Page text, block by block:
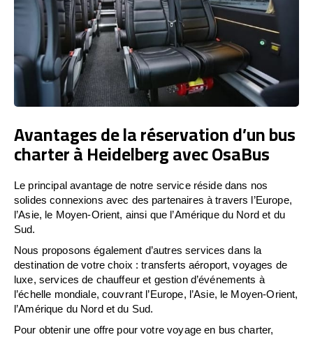
Avantages de la réservation d’un bus
charter à Heidelberg avec OsaBus
Le principal avantage de notre service réside dans nos
solides connexions avec des partenaires à travers l’Europe,
l’Asie, le Moyen-Orient, ainsi que l’Amérique du Nord et du
Sud.
Nous proposons également d’autres services dans la
destination de votre choix : transferts aéroport, voyages de
luxe, services de chauffeur et gestion d’événements à
l’échelle mondiale, couvrant l’Europe, l’Asie, le Moyen-Orient,
l’Amérique du Nord et du Sud.
Pour obtenir une offre pour votre voyage en bus charter,